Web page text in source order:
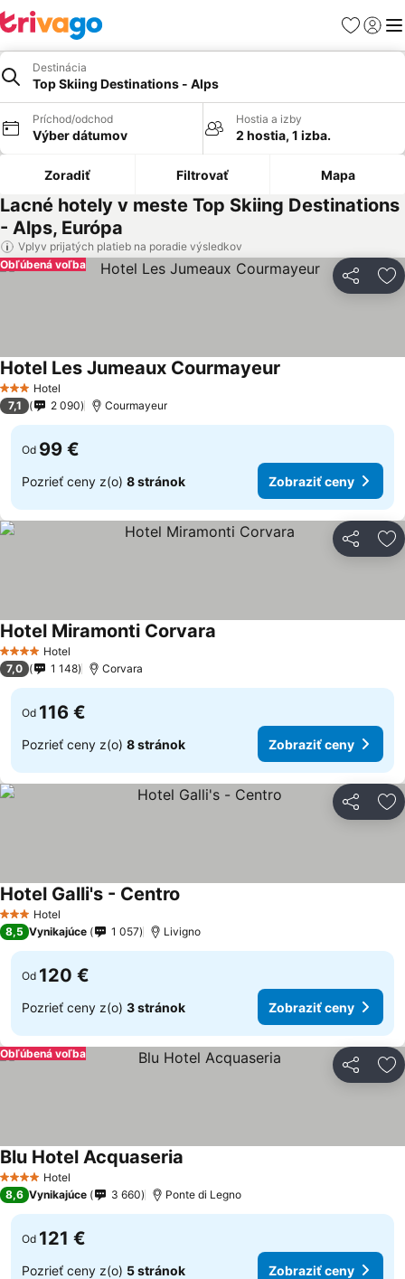
Obľúbené
Destinácia
Top Skiing Destinations - Alps
Príchod/odchod
Výber dátumov
Hostia a izby
2 hostia, 1 izba.
Zoradiť Filtrovať Mapa
Lacné hotely v meste Top Skiing Destinations
- Alps, Európa
Vplyv prijatých platieb na poradie výsledkov
Zdieľať
Obľúbená voľba
3 Počet hviezdičiek
Hotel
Hotel Les Jumeaux Courmayeur
7,1 2 090 Courmayeur
Od 99 €
Pozrieť ceny z(o) 8 stránok Zobraziť ceny
Zdieľať
4 Počet hviezdičiek
Hotel
Hotel Miramonti Corvara
7,0 1 148 Corvara
Od 116 €
Pozrieť ceny z(o) 8 stránok Zobraziť ceny
Zdieľať
3 Počet hviezdičiek
Hotel
Hotel Galli's - Centro
8,5 Vynikajúce 1 057 Livigno
Od 120 €
Pozrieť ceny z(o) 3 stránok Zobraziť ceny
Zdieľať
Obľúbená voľba
4 Počet hviezdičiek
Hotel
Blu Hotel Acquaseria
8,6 Vynikajúce 3 660 Ponte di Legno
Od 121 €
Pozrieť ceny z(o) 5 stránok Zobraziť ceny